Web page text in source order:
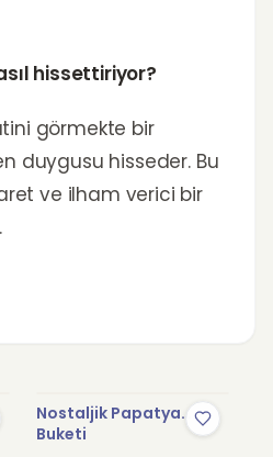
hissettiriyor?
görmekte bir
duygusu hisseder. Bu
ve ilham verici bir
Nostaljik Papatya
Buketi